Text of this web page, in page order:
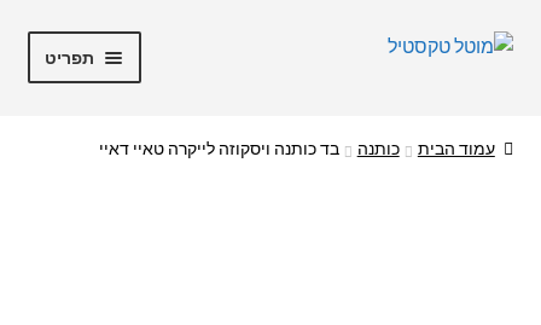
דלג
לדלג
תפריט
עמוד הבית כותנה בד כותנה ויסקוזה לייקרה טאיי דאיי